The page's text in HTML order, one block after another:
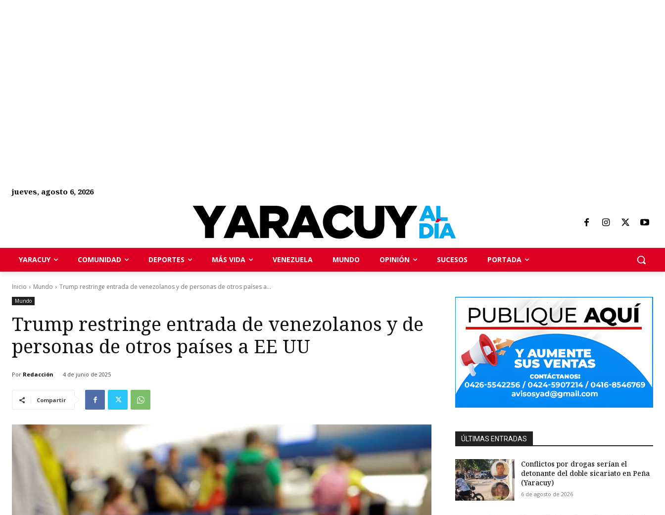
jueves, agosto 6, 2026
YARACUY COMUNIDAD DEPORTES MÁS VIDA VENEZUELA MUNDO OPINIÓN SUCESOS PORTADA
Inicio Mundo Trump restringe entrada de venezolanos y de personas de otros países a...
Mundo
Trump restringe entrada de venezolanos y de
personas de otros países a EE UU
Por Redacción 4 de junio de 2025
Compartir
ÚLTIMAS ENTRADAS
Conflictos por drogas serían el
detonante del doble sicariato en Peña
(Yaracuy)
6 de agosto de 2026